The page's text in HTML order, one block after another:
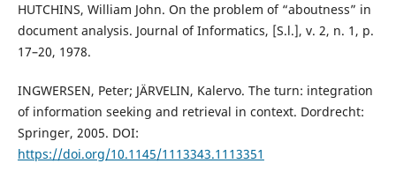
HUTCHINS, William John. On the problem of “aboutness” in
document analysis. Journal of Informatics, [S.l.], v. 2, n. 1, p.
17–20, 1978.
INGWERSEN, Peter; JÄRVELIN, Kalervo. The turn: integration
of information seeking and retrieval in context. Dordrecht:
Springer, 2005. DOI:
https://doi.org/10.1145/1113343.1113351